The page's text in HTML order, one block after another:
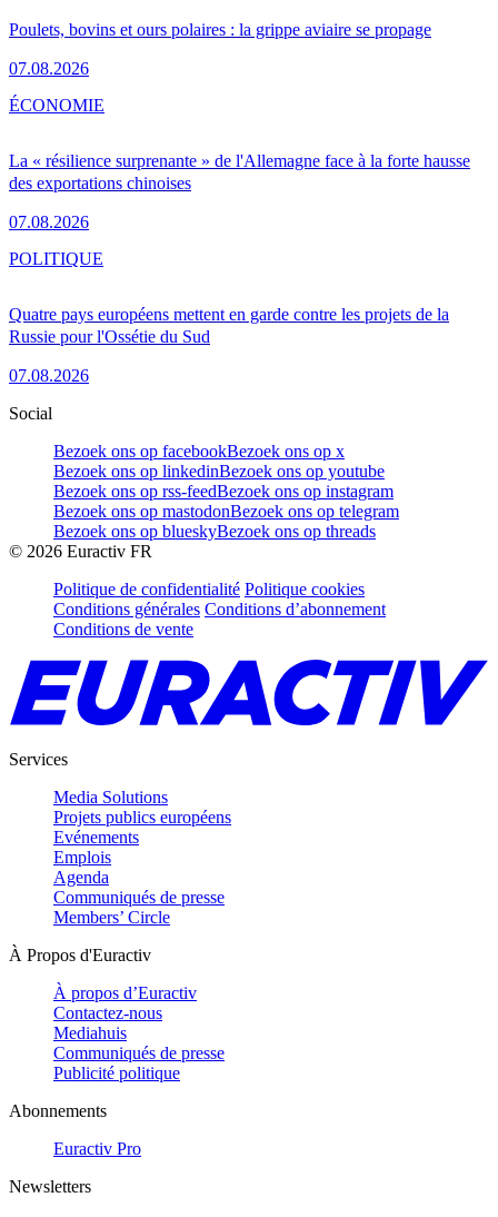
Poulets, bovins et ours polaires : la grippe aviaire se propage
07.08.2026
La « résilience surprenante » de l'Allemagne face à la forte hausse
des exportations chinoises
07.08.2026
ÉCONOMIE
Quatre pays européens mettent en garde contre les projets de la
Russie pour l'Ossétie du Sud
07.08.2026
POLITIQUE
Social
Bezoek ons op facebookBezoek ons op x
Bezoek ons op linkedinBezoek ons op youtube
Bezoek ons op rss-feedBezoek ons op instagram
Bezoek ons op mastodonBezoek ons op telegram
Bezoek ons op blueskyBezoek ons op threads
© 2026 Euractiv FR
Politique de confidentialité Politique cookies
Conditions générales Conditions d’abonnement
Conditions de vente
Services
Media Solutions
Projets publics européens
Evénements
Emplois
Agenda
Communiqués de presse
Members’ Circle
À Propos d'Euractiv
À propos d’Euractiv
Contactez-nous
Mediahuis
Communiqués de presse
Publicité politique
Abonnements
Euractiv Pro
Newsletters